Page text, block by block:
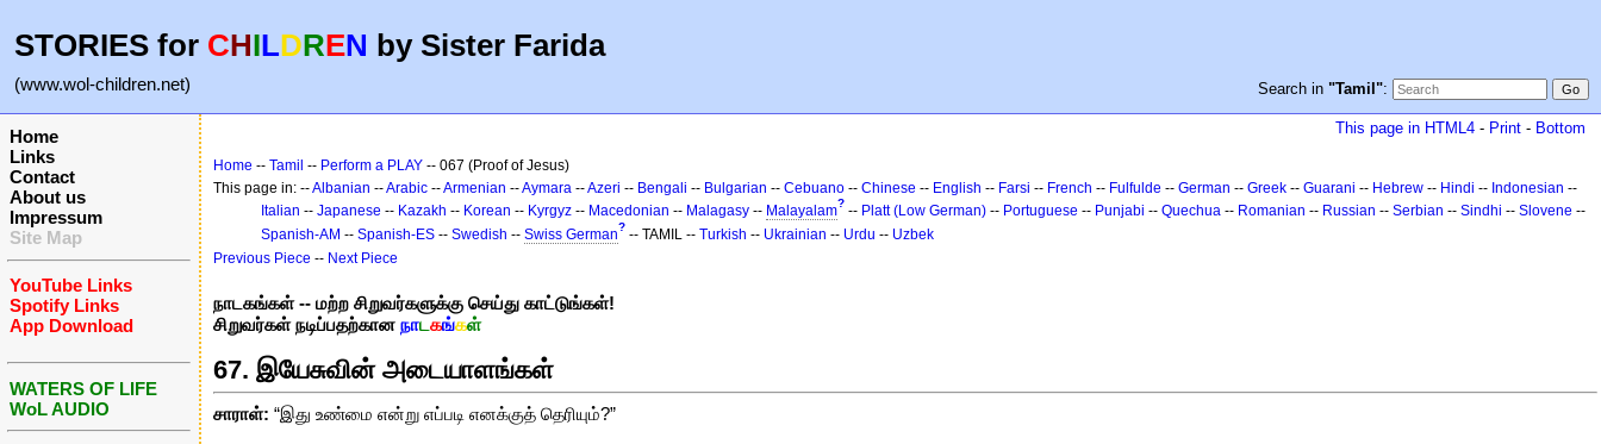
STORIES for CHILDREN by Sister Farida
(www.wol-children.net) Search in "Tamil":
Home
Links
Contact
About us
Impressum
Site Map
YouTube Links
Spotify Links
App Download
WATERS OF LIFE
WoL AUDIO
This page in HTML4 - Print - Bottom
Home -- Tamil -- Perform a PLAY -- 067 (Proof of Jesus)
This page in: --Albanian --Arabic --Armenian --Aymara --Azeri -- Bengali -- Bulgarian -- Cebuano -- Chinese -- English -- Farsi -- French -- Fulfulde -- German -- Greek -- Guarani -- Hebrew -- Hindi -- Indonesian --
Italian -- Japanese -- Kazakh -- Korean -- Kyrgyz -- Macedonian -- Malagasy -- Malayalam? -- Platt (Low German) -- Portuguese -- Punjabi -- Quechua -- Romanian -- Russian -- Serbian -- Sindhi -- Slovene --
Spanish-AM -- Spanish-ES -- Swedish -- Swiss German? -- TAMIL -- Turkish -- Ukrainian -- Urdu -- Uzbek
Previous Piece -- Next Piece
நாடகங்கள் -- மற்ற சிறுவர்களுக்கு செய்து காட்டுங்கள்!
சிறுவர்கள் நடிப்பதற்கான நாட கங்கள்
67. இயேசுவின் அடையாளங்கள்
சாராள்: “இது உண்மை என்று எப்படி எனக்குத் தெரியும்?”